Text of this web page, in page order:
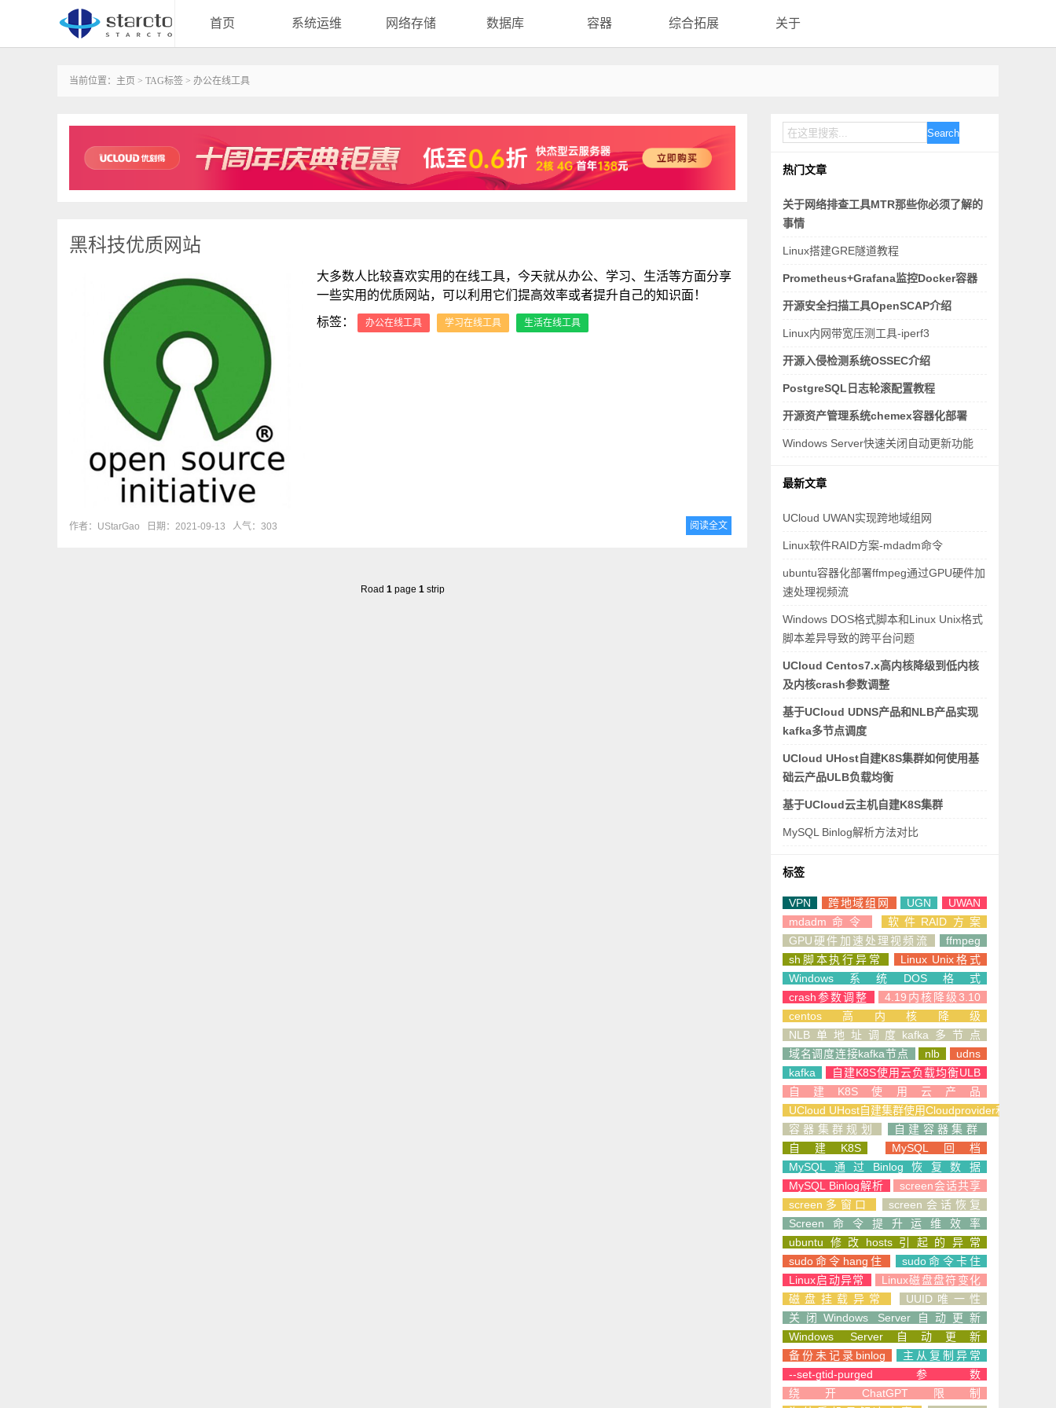
首页 系统运维 网络存储 数据库 容器 综合拓展 关于
当前位置： 主页 > TAG标签 > 办公在线工具
黑科技优质网站
大多数人比较喜欢实用的在线工具，今天就从办公、学习、生活等方面分享
一些实用的优质网站，可以利用它们提高效率或者提升自己的知识面！
标签：
办公在线工具 学习在线工具 生活在线工具
作者：UStarGao 日期：2021-09-13 人气：303 阅读全文
Road 1 page 1 strip
Search
热门文章
关于网络排查工具MTR那些你必须了解的
事情
Linux搭建GRE隧道教程
Prometheus+Grafana监控Docker容器
开源安全扫描工具OpenSCAP介绍
Linux内网带宽压测工具-iperf3
开源入侵检测系统OSSEC介绍
PostgreSQL日志轮滚配置教程
开源资产管理系统chemex容器化部署
Windows Server快速关闭自动更新功能
最新文章
UCloud UWAN实现跨地域组网
Linux软件RAID方案-mdadm命令
ubuntu容器化部署ffmpeg通过GPU硬件加
速处理视频流
Windows DOS格式脚本和Linux Unix格式
脚本差异导致的跨平台问题
UCloud Centos7.x高内核降级到低内核
及内核crash参数调整
基于UCloud UDNS产品和NLB产品实现
kafka多节点调度
UCloud UHost自建K8S集群如何使用基
础云产品ULB负载均衡
基于UCloud云主机自建K8S集群
MySQL Binlog解析方法对比
标签
VPN 跨地域组网 UGN
UWAN
mdadm命令
软件RAID方案
GPU硬件加速处理视频流
ffmpeg
sh脚本执行异常
Linux Unix格式
Windows系统DOS格式
crash参数调整
4.19内核降级3.10
centos高内核降级
NLB单地址调度kafka多节点
域名调度连接kafka节点
nlb
udns
kafka
自建K8S使用云负载均衡ULB
自建K8S使用云产品
UCloud UHost自建集群使用Cloudprovider和CSI
容器集群规划
自建容器集群
自建K8S
MySQL回档
MySQL通过Binlog恢复数据
MySQL Binlog解析
screen会话共享
screen多窗口
screen会话恢复
Screen命令提升运维效率
ubuntu修改hosts引起的异常
sudo命令hang住
sudo命令卡住
Linux启动异常
Linux磁盘盘符变化
磁盘挂载异常
UUID唯一性
关闭Windows Server自动更新
Windows Server自动更新
备份未记录binlog
主从复制异常
--set-gtid-purged参数
绕开ChatGPT限制